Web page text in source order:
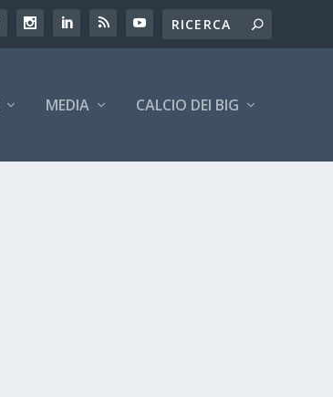
MEDIA CALCIO DEI BIG